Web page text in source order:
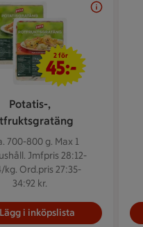
Potatis-,
700-800 g. Max 1
Jmfpris 28:12-
kg. Ord.pris 27:35-
34:92 kr.
2 för 45 kr
2 för
45:-
Lägg i inköpslista